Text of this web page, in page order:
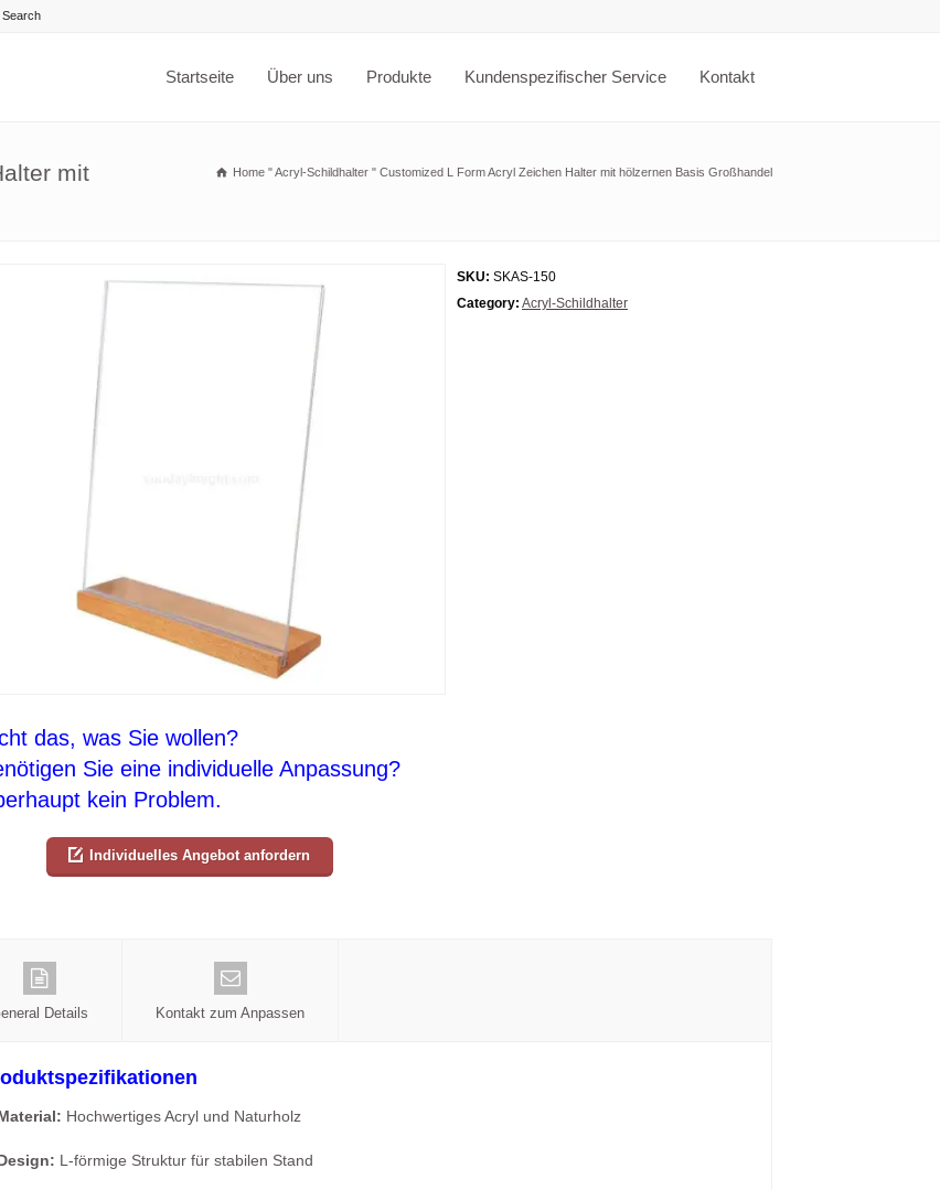
Startseite Über uns Produkte Kundenspezifischer Service Kontakt
mit
Home "Acryl-Schildhalter " Customized L Form Acryl Zeichen Halter mit hölzernen Basis Großhandel
SKU: SKAS-150
Category: Acryl-Schildhalter
das, was Sie wollen?
Sie eine individuelle Anpassung?
kein Problem.
Individuelles Angebot anfordern
Details Kontakt zum Anpassen
Hochwertiges Acryl und Naturholz
L-förmige Struktur für stabilen Stand